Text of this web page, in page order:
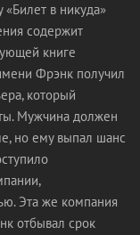
в никуда»
содержит
книге
Фрэнк получил
который
Мужчина должен
но ему выпал шанс
Эта же компания
отбывал срок